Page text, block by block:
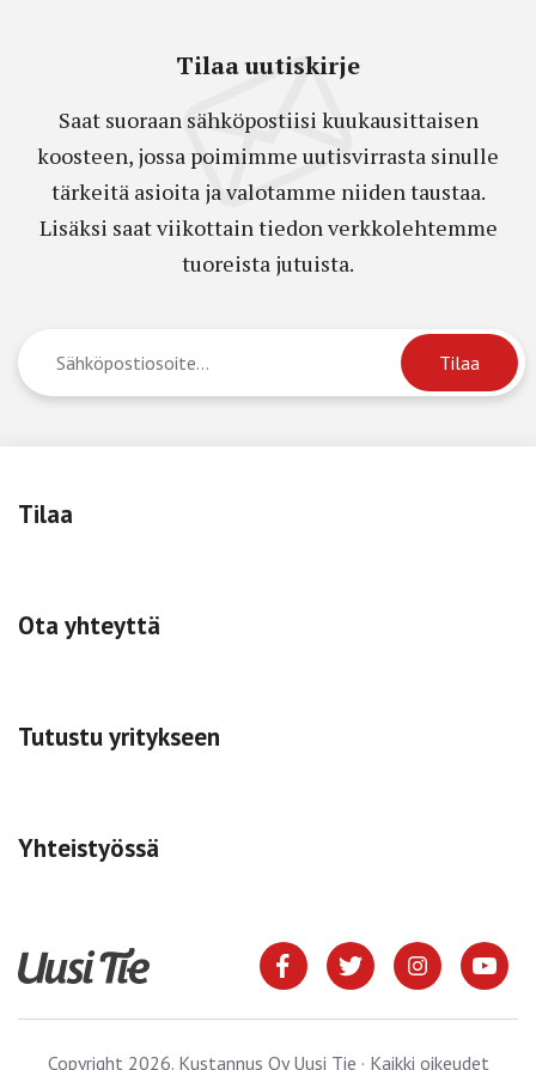
Tilaa uutiskirje
Saat suoraan sähköpostiisi kuukausittaisen
koosteen, jossa poimimme uutisvirrasta sinulle
tärkeitä asioita ja valotamme niiden taustaa.
Lisäksi saat viikottain tiedon verkkolehtemme
tuoreista jutuista.
Tilaa
Ota yhteyttä
Tutustu yritykseen
Yhteistyössä
Copyright 2026. Kustannus Oy Uusi Tie · Kaikki oikeudet